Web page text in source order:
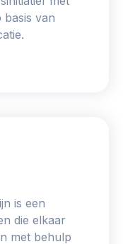
van
is een
die elkaar
met behulp